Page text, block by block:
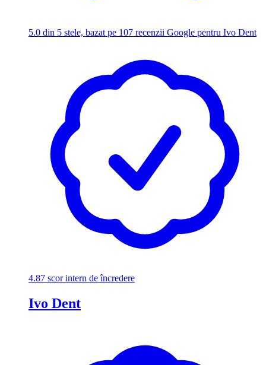
5.0 din 5 stele, bazat pe 107 recenzii Google pentru Ivo Dent
4.87 scor intern de încredere
Ivo Dent